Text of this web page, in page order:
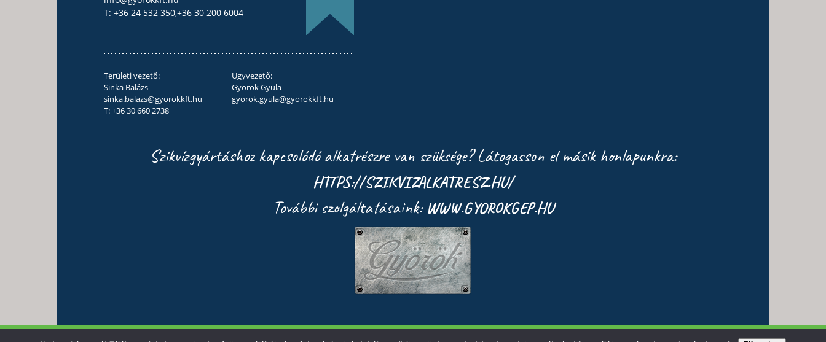
T: +36 24 532 350,+36 30 200 6004
Területi vezető:
Sinka Balázs
sinka.balazs@gyorokkft.hu
T: +36 30 660 2738
Ügyvezető:
Györök Gyula
gyorok.gyula@gyorokkft.hu
Szikvízgyártáshoz kapcsolódó alkatrészre van szüksége? Látogasson el másik honlapunkra:
HTTPS://SZIKVIZALKATRESZ.HU/
További szolgáltatásaink: WWW.GYOROKGEP.HU